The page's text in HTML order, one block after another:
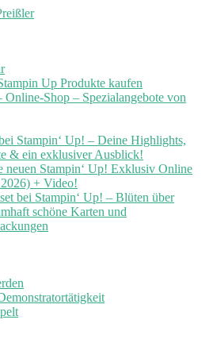
Up Produkte kaufen
Online-Shop – Spezialangebote von
Stampin‘ Up! – Deine Highlights,
& ein exklusiver Ausblick!
neuen Stampin‘ Up! Exklusiv Online
+ Video!
bei Stampin‘ Up! – Blüten über
schöne Karten und